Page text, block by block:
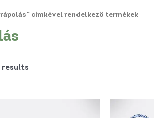
címkével rendelkező termékek
results